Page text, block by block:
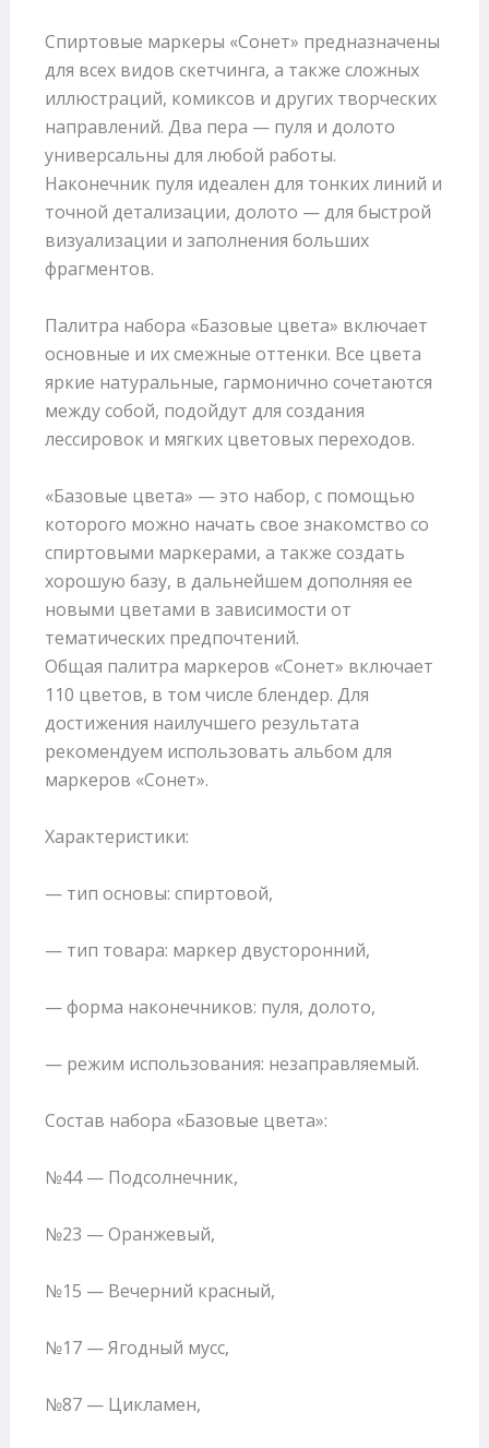
Спиртовые маркеры «Сонет» предназначены
для всех видов скетчинга, а также сложных
иллюстраций, комиксов и других творческих
направлений. Два пера — пуля и долото
универсальны для любой работы.
Наконечник пуля идеален для тонких линий и
точной детализации, долото — для быстрой
визуализации и заполнения больших
фрагментов.
Палитра набора «Базовые цвета» включает
основные и их смежные оттенки. Все цвета
яркие натуральные, гармонично сочетаются
между собой, подойдут для создания
лессировок и мягких цветовых переходов.
«Базовые цвета» — это набор, с помощью
которого можно начать свое знакомство со
спиртовыми маркерами, а также создать
хорошую базу, в дальнейшем дополняя ее
новыми цветами в зависимости от
тематических предпочтений.
Общая палитра маркеров «Сонет» включает
110 цветов, в том числе блендер. Для
достижения наилучшего результата
рекомендуем использовать альбом для
маркеров «Сонет».
Характеристики:
— тип основы: спиртовой,
— тип товара: маркер двусторонний,
— форма наконечников: пуля, долото,
— режим использования: незаправляемый.
Состав набора «Базовые цвета»:
№44 — Подсолнечник,
№23 — Оранжевый,
№15 — Вечерний красный,
№17 — Ягодный мусс,
№87 — Цикламен,